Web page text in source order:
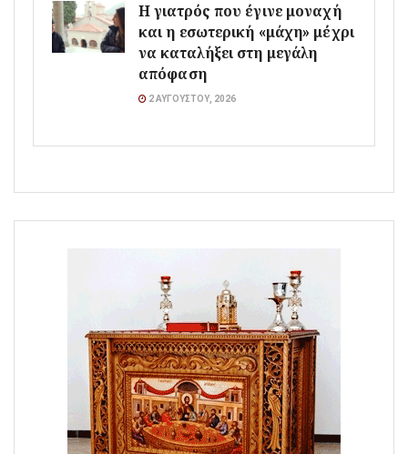
Η γιατρός που έγινε μοναχή
και η εσωτερική «μάχη» μέχρι
να καταλήξει στη μεγάλη
απόφαση
2 ΑΥΓΟΎΣΤΟΥ, 2026